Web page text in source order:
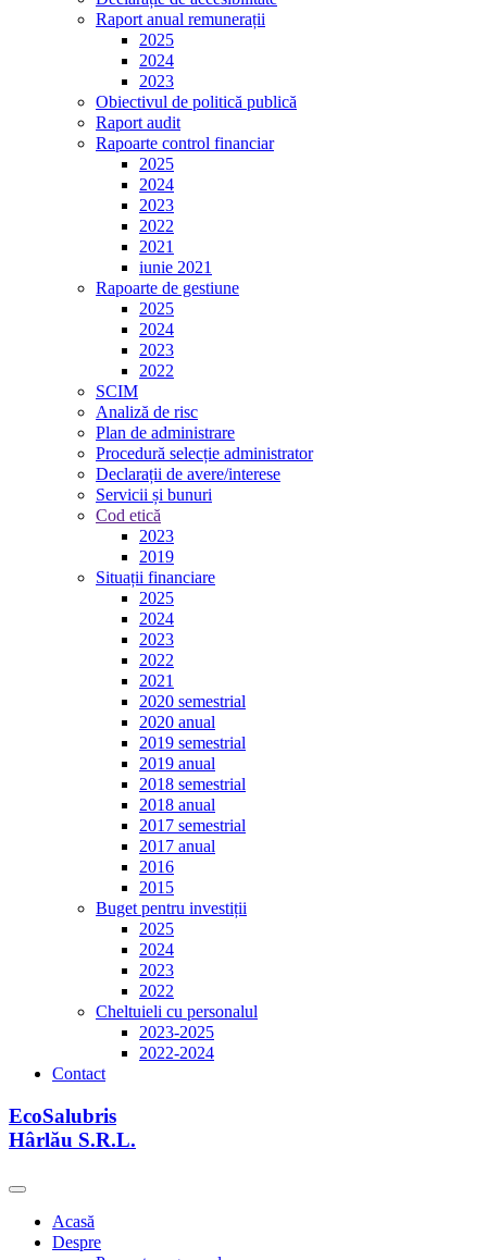
Raport anual remunerații
2025
2024
2023
Obiectivul de politică publică
Raport audit
Rapoarte control financiar
2025
2024
2023
2022
2021
iunie 2021
Rapoarte de gestiune
2025
2024
2023
2022
SCIM
Analiză de risc
Plan de administrare
Procedură selecție administrator
Declarații de avere/interese
Servicii și bunuri
Cod etică
2023
2019
Situații financiare
2025
2024
2023
2022
2021
2020 semestrial
2020 anual
2019 semestrial
2019 anual
2018 semestrial
2018 anual
2017 semestrial
2017 anual
2016
2015
Buget pentru investiții
2025
2024
2023
2022
Cheltuieli cu personalul
2023-2025
2022-2024
Contact
EcoSalubris
Hârlău S.R.L.
Acasă
Despre